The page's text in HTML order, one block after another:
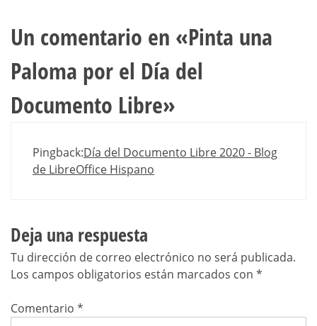
Un comentario en «Pinta una
Paloma por el Día del
Documento Libre»
Pingback:Día del Documento Libre 2020 - Blog
de LibreOffice Hispano
Deja una respuesta
Tu dirección de correo electrónico no será publicada.
Los campos obligatorios están marcados con *
Comentario *